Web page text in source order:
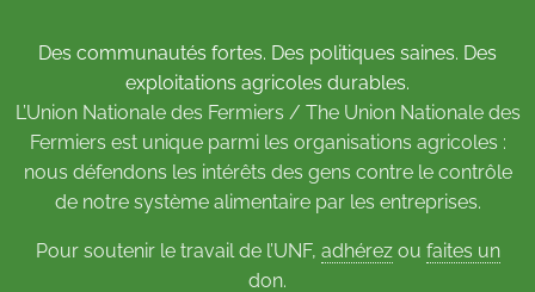
Des communautés fortes. Des politiques saines. Des
exploitations agricoles durables.
L’Union Nationale des Fermiers / The Union Nationale des
Fermiers est unique parmi les organisations agricoles :
nous défendons les intérêts des gens contre le contrôle
de notre système alimentaire par les entreprises.
Pour soutenir le travail de l’UNF, adhérezou faites un
don.